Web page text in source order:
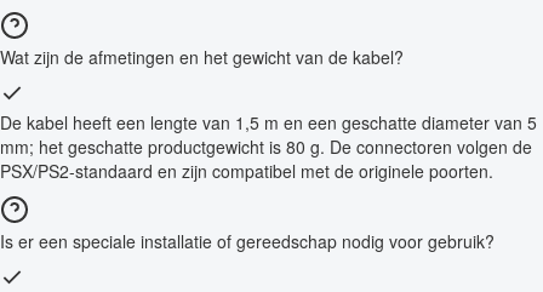
Wat zijn de afmetingen en het gewicht van de kabel?
De kabel heeft een lengte van 1,5 m en een geschatte diameter van 5
mm; het geschatte productgewicht is 80 g. De connectoren volgen de
PSX/PS2-standaard en zijn compatibel met de originele poorten.
Is er een speciale installatie of gereedschap nodig voor gebruik?